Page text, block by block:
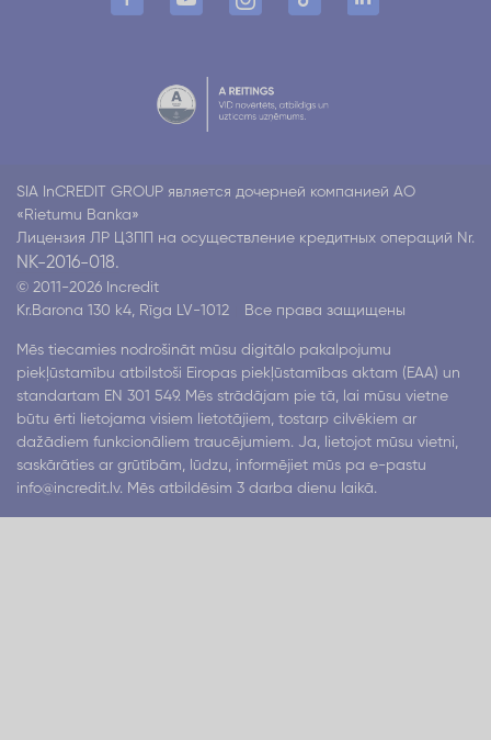
SIA InCREDIT GROUP является дочерней компанией АО
«Rietumu Banka»
Лицензия ЛР ЦЗПП на осуществление кредитных операций Nr.
NK-2016-018.
© 2011-2026 Incredit
Kr.Barona 130 k4, Rīga LV-1012
Все права защищены
Mēs tiecamies nodrošināt mūsu digitālo pakalpojumu
piekļūstamību atbilstoši Eiropas piekļūstamības aktam (EAA) un
standartam EN 301 549. Mēs strādājam pie tā, lai mūsu vietne
būtu ērti lietojama visiem lietotājiem, tostarp cilvēkiem ar
dažādiem funkcionāliem traucējumiem. Ja, lietojot mūsu vietni,
saskārāties ar grūtībām, lūdzu, informējiet mūs pa e-pastu
info@incredit.lv. Mēs atbildēsim 3 darba dienu laikā.